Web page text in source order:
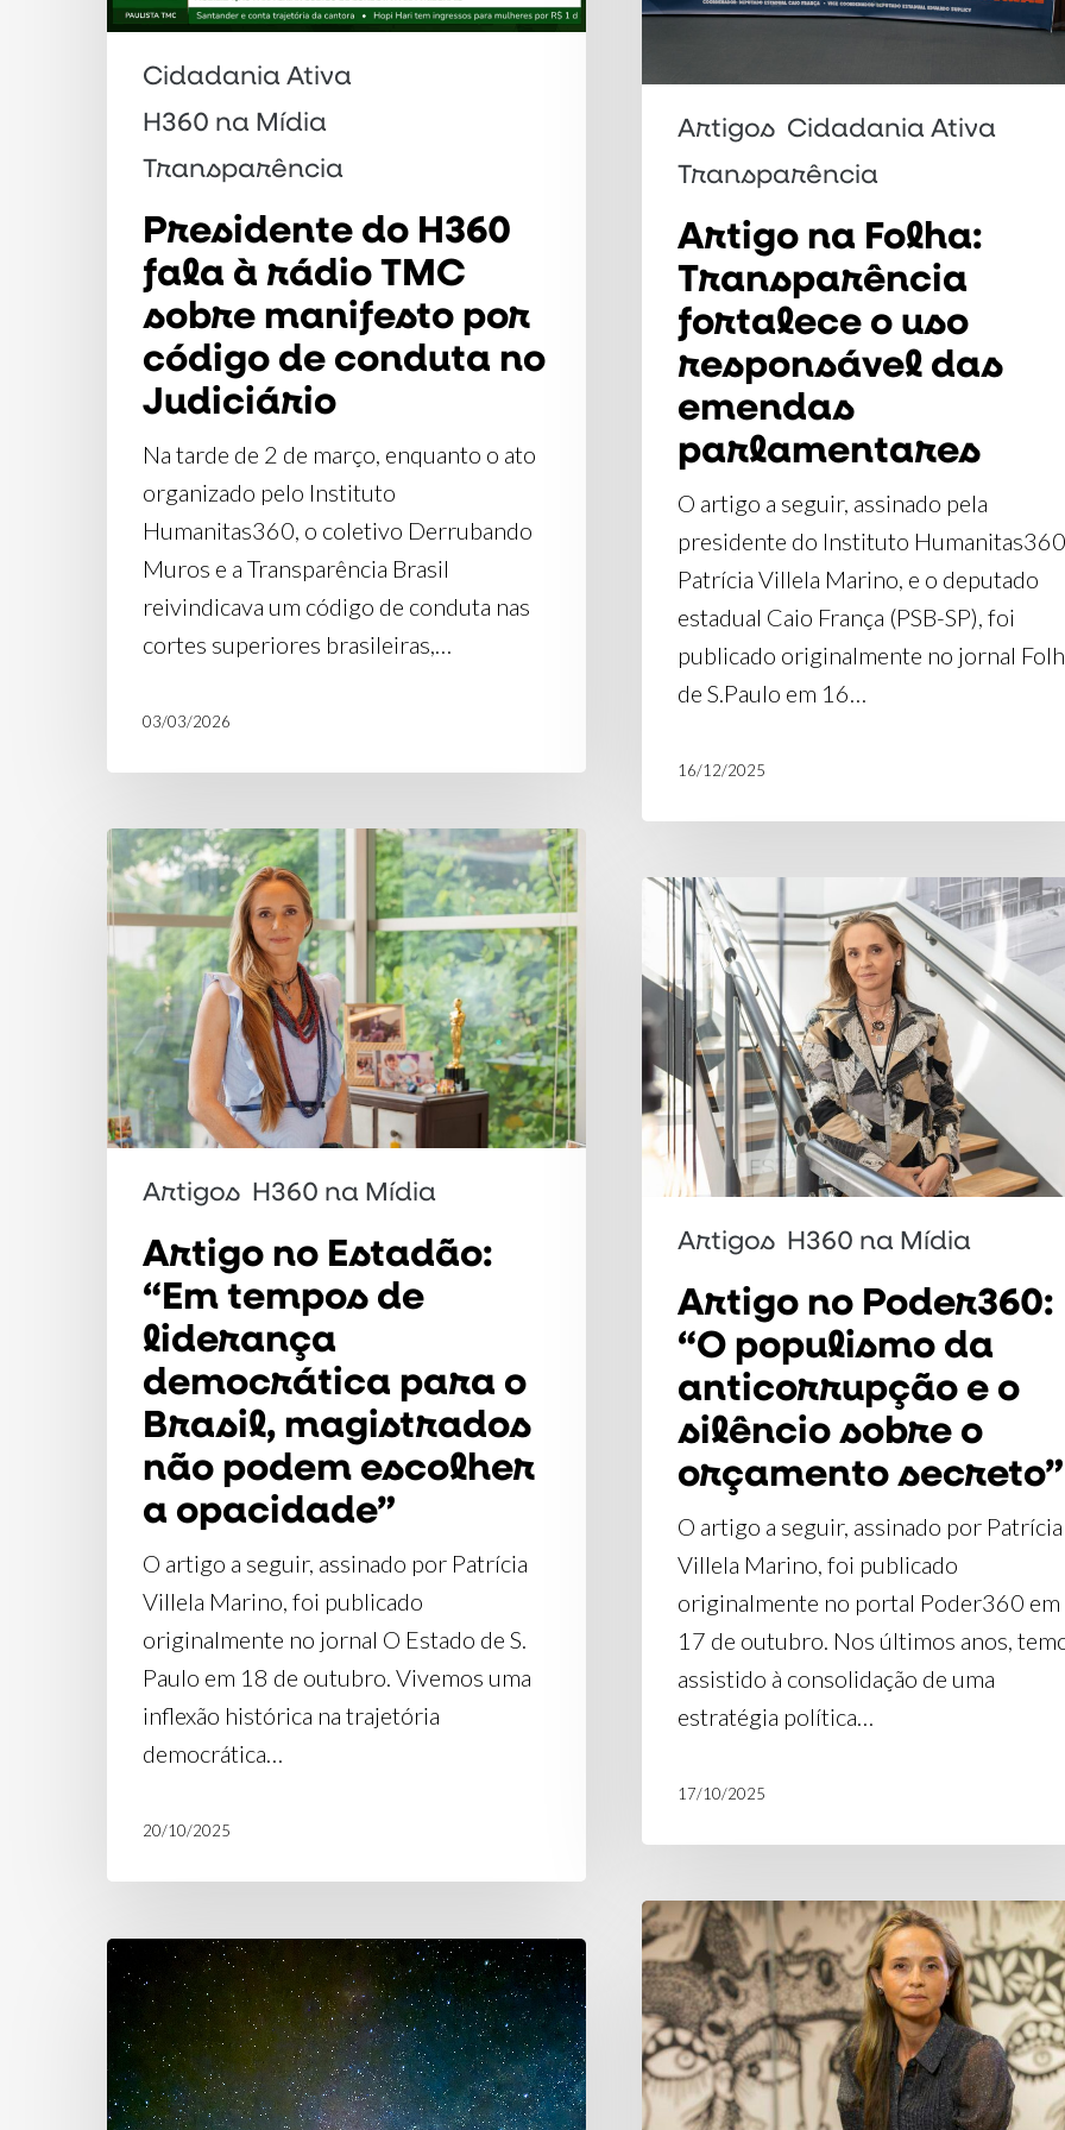
TMC
manifesto
código
conduta
Judiciário
Cidadania Ativa
H360 na Mídia
Transparência
Presidente do H360
fala à rádio TMC
sobre manifesto por
código de conduta no
Judiciário
Na tarde de 2 de março, enquanto o ato
organizado pelo Instituto
Humanitas360, o coletivo Derrubando
Muros e a Transparência Brasil
reivindicava um código de conduta nas
cortes superiores brasileiras,…
03/03/2026
uso
das
emendas
parlamentares
Artigos Cidadania Ativa
Transparência
Artigo na Folha:
Transparência
fortalece o uso
responsável das
emendas
parlamentares
O artigo a seguir, assinado pela
presidente do Instituto
Patrícia Villela Marino, e o deputado
estadual Caio França (PSB-SP), foi
publicado originalmente no jornal
de S.Paulo em 16…
16/12/2025
Artigo
no
Estadão:
“Em
tempos
de
liderança
democrática
para
magistrados
podem
escolher
opacidade”
Artigos H360 na Mídia
Artigo no Estadão:
“Em tempos de
liderança
democrática para o
Brasil, magistrados
não podem escolher
a opacidade”
O artigo a seguir, assinado por Patrícia
Villela Marino, foi publicado
originalmente no jornal O Estado de S.
Paulo em 18 de outubro. Vivemos uma
inflexão histórica na trajetória
democrática…
20/10/2025
Artigo
Poder360:
“O
populismo
da
anticorrupção
e
silêncio
orçamento
secreto”
Artigos H360 na Mídia
Artigo no Poder360:
“O populismo da
anticorrupção e o
silêncio sobre o
orçamento secreto”
O artigo a seguir, assinado por Patrícia
Villela Marino, foi publicado
originalmente no portal Poder360 em
17 de outubro. Nos últimos anos,
assistido à consolidação de uma
estratégia política…
17/10/2025
Artigo
no
Estadão:
“Onda
de
violência
Conheça
as
ações
e
projetos